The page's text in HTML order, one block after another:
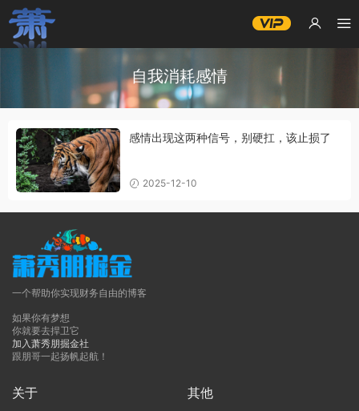
自我消耗感情
感情出现这两种信号，别硬扛，该止损了
2025-12-10
一个帮助你实现财务自由的博客
如果你有梦想
你就要去捍卫它
加入萧秀朋掘金社
跟朋哥一起扬帆起航！
关于 其他